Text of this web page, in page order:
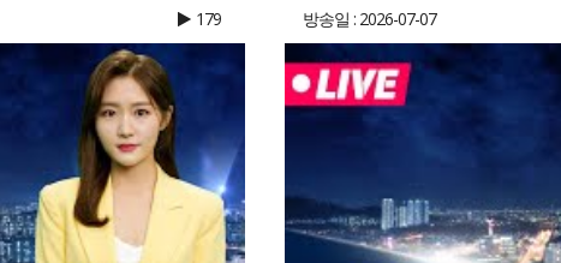
179 방송일 : 2026-07-07